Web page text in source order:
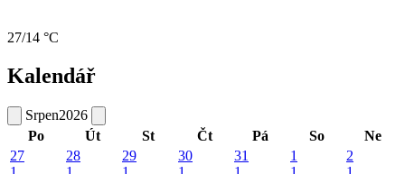
27/14 °C
Kalendář
Srpen2026
Po
Út St Čt Pá So
Ne
27
28
29
30
31
1
2